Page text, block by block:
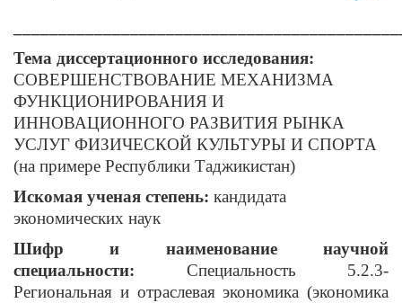
Тема диссертационного исследования:
СОВЕРШЕНСТВОВАНИЕ МЕХАНИЗМА
ФУНКЦИОНИРОВАНИЯ И
ИННОВАЦИОННОГО РАЗВИТИЯ РЫНКА
УСЛУГ ФИЗИЧЕСКОЙ КУЛЬТУРЫ И СПОРТА
(на примере Республики Таджикистан)
Искомая ученая степень: кандидата
экономических наук
Шифр и наименование научной
специальности: Специальность 5.2.3-
Региональная и отраслевая экономика (экономика